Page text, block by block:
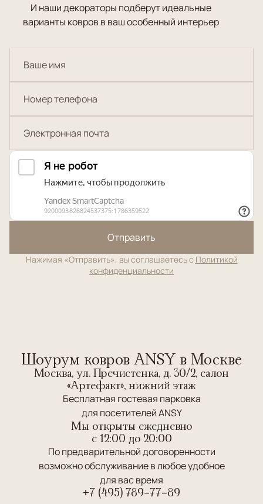
И наши декораторы подберут идеальные
варианты ковров в ваш особенный интерьер
Отправить
Нажимая «Отправить», вы соглашаетесь с Политикой
конфиденциальности
Шоурум ковров ANSY в Москве
Москва, ул. Пречистенка, д. 30/2, салон
«Артефакт», нижний этаж
Бесплатная гостевая парковка
для посетителей ANSY
Мы открыты ежедневно
c 12:00 до 20:00
По предварительной договоренности
возможно обслуживание в любое удобное
для вас время
+7 (495) 789-77-89